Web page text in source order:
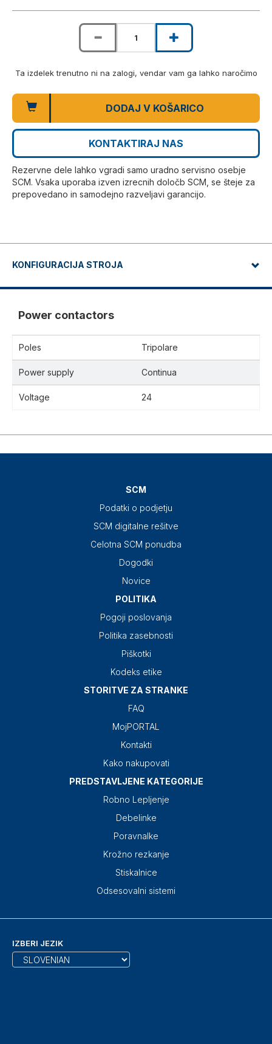
Ta izdelek trenutno ni na zalogi, vendar vam ga lahko naročimo
DODAJ V KOŠARICO
KONTAKTIRAJ NAS
Rezervne dele lahko vgradi samo uradno servisno osebje
SCM. Vsaka uporaba izven izrecnih določb SCM, se šteje za
prepovedano in samodejno razveljavi garancijo.
KONFIGURACIJA STROJA
Power contactors
Poles Tripolare
Power supply Continua
Voltage 24
SCM
Podatki o podjetju
SCM digitalne rešitve
Celotna SCM ponudba
Dogodki
Novice
POLITIKA
Pogoji poslovanja
Politika zasebnosti
Piškotki
Kodeks etike
STORITVE ZA STRANKE
FAQ
MojPORTAL
Kontakti
Kako nakupovati
PREDSTAVLJENE KATEGORIJE
Robno Lepljenje
Debelinke
Poravnalke
Krožno rezkanje
Stiskalnice
Odsesovalni sistemi
IZBERI JEZIK